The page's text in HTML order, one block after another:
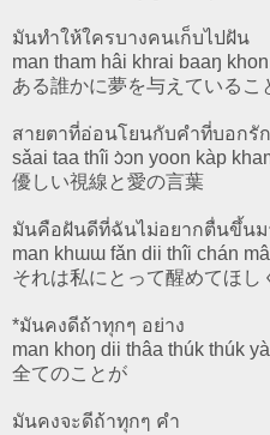
มันทำให้ใครบางคนเก็บไปฝัน
man tham hâi khrai baaŋ
ある誰かに夢を与えているこ
สายตาที่อ่อนโยนกับคำที่บอกรั
sǎai taa thîi ɔ̀ɔn yoon kàp
優しい視線と愛の言葉
มันคือฝันดีที่ฉันไม่อยากตื่นขึ้นม
man khɯɯ fǎn dii thîi chán
それは私にとって醒めてほし
*มันคงดีถ้าทุกๆ อย่าง
man khoŋ dii thâa thúk thúk
全てのことが
มันคงจะดีถ้าทุกๆ คำ